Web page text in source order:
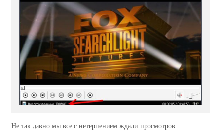
Не так давно мы все с нетерпением ждали просмотров